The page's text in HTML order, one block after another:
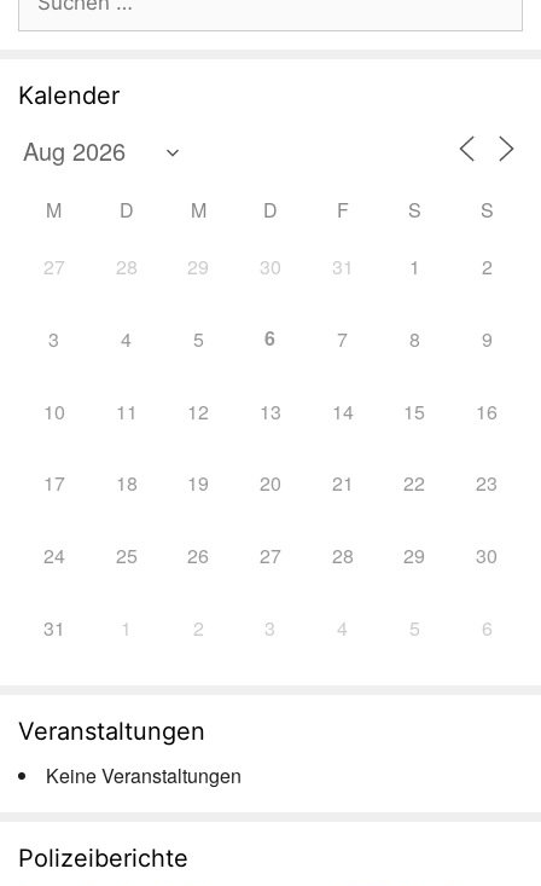
nach:
Kalender
M D M D F S S
27 28 29 30 31 1 2
3 4 5 6 7 8 9
10 11 12 13 14 15 16
17 18 19 20 21 22 23
24 25 26 27 28 29 30
31 1 2 3 4 5 6
Veranstaltungen
Keine Veranstaltungen
Polizeiberichte